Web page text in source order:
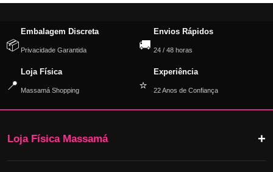
📦
Embalagem Discreta
Privacidade Garantida 🚚
Envios Rápidos
24 / 48 horas
📍
Loja Física
Massamá Shopping ⭐
Experiência
22 Anos de Confiança
Loja Física Massamá